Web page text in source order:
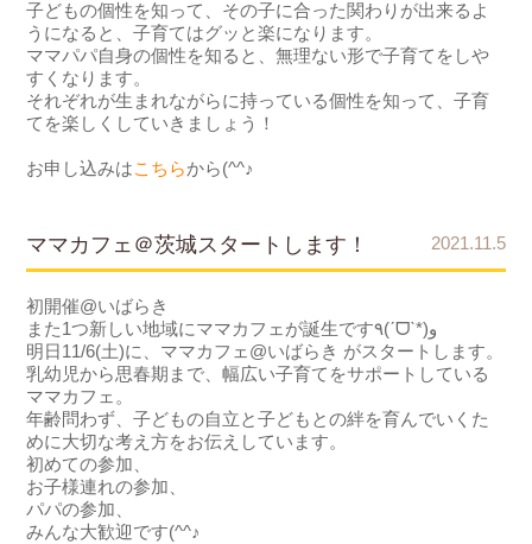
子どもの個性を知って、その子に合った関わりが出来るよ
うになると、子育てはグッと楽になります。
ママパパ自身の個性を知ると、無理ない形で子育てをしや
すくなります。
それぞれが生まれながらに持っている個性を知って、子育
てを楽しくしていきましょう！
お申し込みはこちらから(^^♪
2021.11.5
ママカフェ＠茨城スタートします！
初開催@いばらき
また1つ新しい地域にママカフェが誕生です٩(ˊᗜˋ*)و
明日11/6(土)に、ママカフェ@いばらき がスタートします。
乳幼児から思春期まで、幅広い子育てをサポートしている
ママカフェ。
年齢問わず、子どもの自立と子どもとの絆を育んでいくた
めに大切な考え方をお伝えしています。
初めての参加、
お子様連れの参加、
パパの参加、
みんな大歓迎です(^^♪